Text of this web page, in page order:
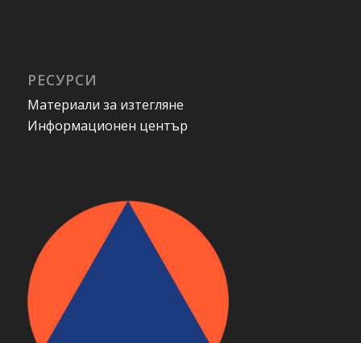
РЕСУРСИ
Материали за изтегляне
Информационен център